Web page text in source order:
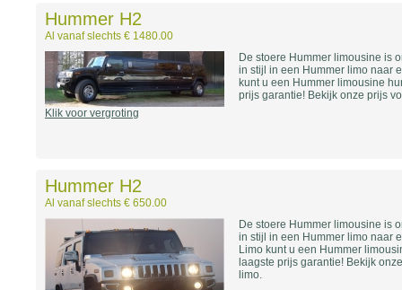
Hummer H2
Al vanaf slechts € 1480.00
Klik voor vergroting
De stoere Hummer limousine is
in stijl in een Hummer limo naar
kunt u een Hummer limousine
prijs garantie! Bekijk onze prijs
Hummer H2
Al vanaf slechts € 650.00
De stoere Hummer limousine is
in stijl in een Hummer limo naar
Limo kunt u een Hummer
laagste prijs garantie! Bekijk
limo.